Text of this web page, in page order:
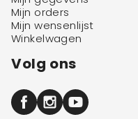
Mijn orders
Mijn wensenlijst
Winkelwagen
Volg ons